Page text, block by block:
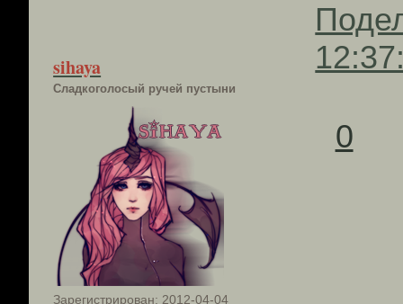
sihaya
Сладкоголосый ручей пустыни
Зарегистрирован: 2012-04-04
0